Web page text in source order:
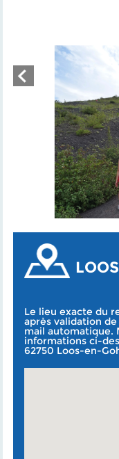
Le lieu exacte du
après validation
mail automatique.
informations ci-
62750 Loos-en-